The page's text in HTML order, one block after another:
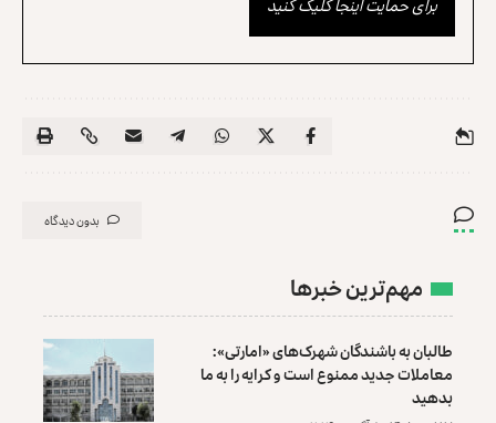
بدون دیدگاه
مهم‌ترین خبرها
طالبان به باشندگان شهرک‌های «امارتی»:
معاملات جدید ممنوع است و کرایه را به ما
بدهید